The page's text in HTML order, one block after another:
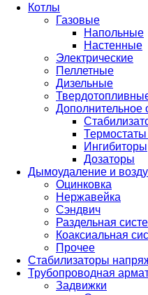
Котлы
Газовые
Напольные
Настенные
Электрические
Пеллетные
Дизельные
Дополнительное
Ингибиторы
Дозаторы
Дымоудаление и
Оцинковка
Нержавейка
Сэндвич
Раздельная
Коаксиальная
Прочее
Стабилизаторы
Трубопроводная
Задвижки